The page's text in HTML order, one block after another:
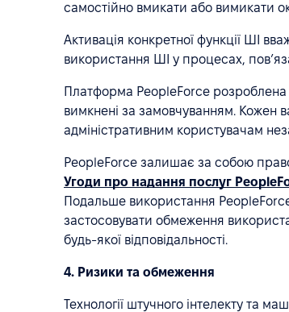
самостійно вмикати або вимикати
Активація конкретної функції ШІ
використання ШІ у процесах,
Платформа PeopleForce розроблена
вимкнені за замовчуванням. Кожен
адміністративним користувачам
PeopleForce залишає за собою
Угоди про надання послуг
Подальше використання
застосовувати обмеження
будь-якої відповідальності.
4. Ризики та обмеження
Технології штучного інтелекту та